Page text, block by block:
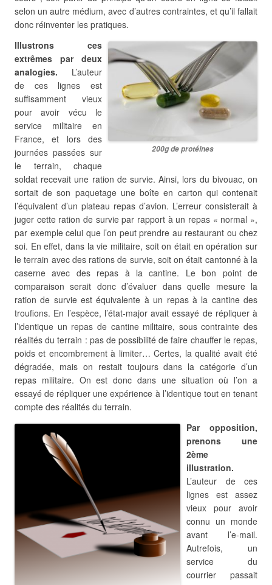
selon un autre médium, avec d’autres contraintes, et qu’il fallait
donc réinventer les pratiques.
200g de protéines
Illustrons ces
extrêmes par deux
analogies. L’auteur
de ces lignes est
suffisamment vieux
pour avoir vécu le
service militaire en
France, et lors des
journées passées sur
le terrain, chaque
soldat recevait une ration de survie. Ainsi, lors du bivouac, on
sortait de son paquetage une boîte en carton qui contenait
l’équivalent d’un plateau repas d’avion. L’erreur consisterait à
juger cette ration de survie par rapport à un repas « normal »,
par exemple celui que l’on peut prendre au restaurant ou chez
soi. En effet, dans la vie militaire, soit on était en opération sur
le terrain avec des rations de survie, soit on était cantonné à la
caserne avec des repas à la cantine. Le bon point de
comparaison serait donc d’évaluer dans quelle mesure la
ration de survie est équivalente à un repas à la cantine des
troufions. En l’espèce, l’état-major avait essayé de répliquer à
l’identique un repas de cantine militaire, sous contrainte des
réalités du terrain : pas de possibilité de faire chauffer le repas,
poids et encombrement à limiter… Certes, la qualité avait été
dégradée, mais on restait toujours dans la catégorie d’un
repas militaire. On est donc dans une situation où l’on a
essayé de répliquer une expérience à l’identique tout en tenant
compte des réalités du terrain.
Par opposition,
prenons une
2ème
illustration.
L’auteur de ces
lignes est assez
vieux pour avoir
connu un monde
avant l’e-mail.
Autrefois, un
service du
courrier passait